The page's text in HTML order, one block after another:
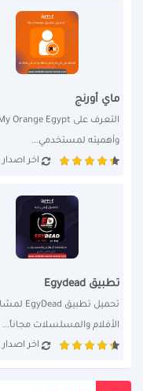
ماي أورنج
وأهميته لمستخدمي...
اخر اصدار
تطبيق Egydead
الأفلام والمسلسلات مجاناً...
اخر اصدار